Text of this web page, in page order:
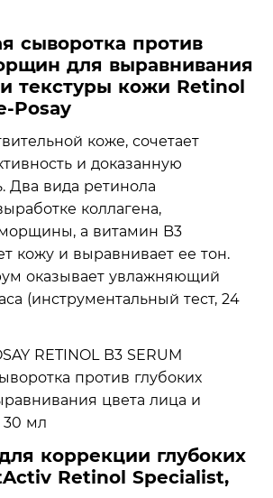
сыворотка против
для выравнивания
текстуры кожи Retinol
Posay
коже, сочетает
и доказанную
Два вида ретинола
коллагена,
а витамин B3
кожу и выравнивает ее тон.
оказывает увлажняющий
(инструментальный тест, 24
коррекции глубоких
Retinol Specialist,